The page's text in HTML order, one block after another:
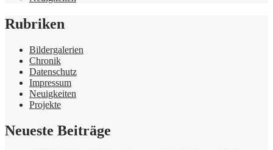
Rubriken
Bildergalerien
Chronik
Datenschutz
Impressum
Neuigkeiten
Projekte
Neueste Beiträge